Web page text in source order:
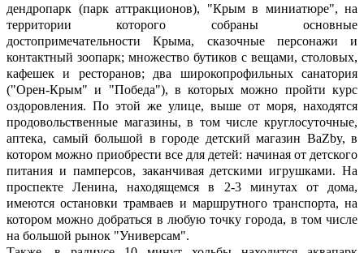
дендропарк (парк аттракционов), "Крым в миниатюре", на
территории которого собраны основные
достопримечательности Крыма, сказочные персонажи и
контактный зоопарк; множество бутиков с вещами, столовых,
кафешек и ресторанов; два широкопрофильных санатория
("Орен-Крым" и "Победа"), в которых можно пройти курс
оздоровления. По этой же улице, выше от моря, находятся
продовольственные магазины, в том числе круглосуточные,
аптека, самый большой в городе детский магазин BaZby, в
котором можно приобрести все для детей: начиная от детского
питания и памперсов, заканчивая детскими игрушками. На
проспекте Ленина, находящемся в 2-3 минутах от дома,
имеются остановки трамваев и маршрутного транспорта, на
котором можно добраться в любую точку города, в том числе
на большой рынок "Универсам".